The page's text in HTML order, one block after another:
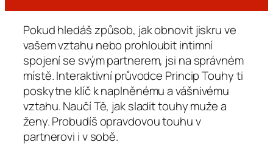
Pokud hledáš způsob, jak obnovit jiskru ve
vašem vztahu nebo prohloubit intimní
spojení se svým partnerem, jsi na správném
místě. Interaktivní průvodce Princip Touhy ti
poskytne klíč k naplněnému a vášnivému
vztahu. Naučí Tě, jak sladit touhy muže a
ženy. Probudíš opravdovou touhu v
partnerovi i v sobě.